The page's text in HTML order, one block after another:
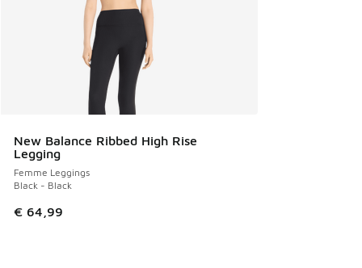
New Balance Ribbed High Rise
Legging
Femme Leggings
Black - Black
€ 64,99